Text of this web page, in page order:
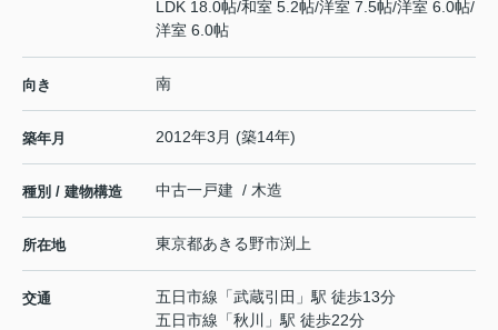
LDK 18.0帖/和室 5.2帖/洋室 7.5帖/洋室 6.0帖/
洋室 6.0帖
向き 南
築年月 2012年3月 (築14年)
種別 / 建物構造 中古一戸建 / 木造
所在地 東京都あきる野市渕上
交通 五日市線 「武蔵引田 」駅 徒歩13分
五日市線 「秋川 」駅 徒歩22分